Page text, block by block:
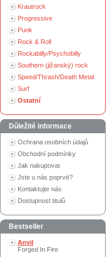
Krautrock
Progressive
Punk
Rock & Roll
Rockabilly/Psychobilly
Southern (jižanský) rock
Speed/Thrash/Death Metal
Surf
Ostatní
Důležité informace
Ochrana osobních údajů
Obchodní podmínky
Jak nakupovat
Jste u nás poprvé?
Kontaktujte nás
Dostupnost titulů
Bestseller
Anvil
Forged In Fire